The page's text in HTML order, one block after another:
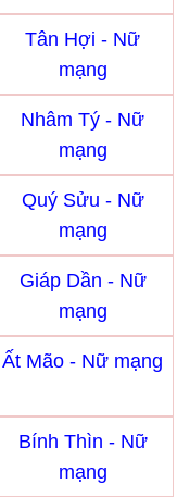
Tân Hợi - Nữ
mạng
Nhâm Tý - Nữ
mạng
Quý Sửu - Nữ
mạng
Giáp Dần - Nữ
mạng
Ất Mão - Nữ mạng
Bính Thìn - Nữ
mạng